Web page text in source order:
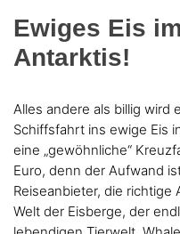
Ewiges Eis
Antarktis!
Alles andere als billig wird
Schiffsfahrt ins ewige Eis
eine „gewöhnliche“
Euro, denn der Aufwand
Reiseanbieter, die richtige
Welt der Eisberge, der